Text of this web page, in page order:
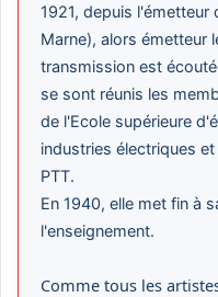
1921, depuis
Marne), alors émetteur
transmission est
se sont réunis les
de l'Ecole supérieure
industries électriques
PTT.
En 1940, elle met fin à
l'enseignement.
Comme tous les